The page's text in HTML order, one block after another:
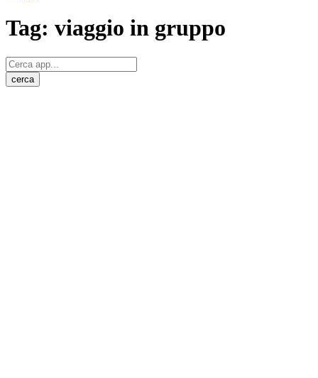
Tag: viaggio in gruppo